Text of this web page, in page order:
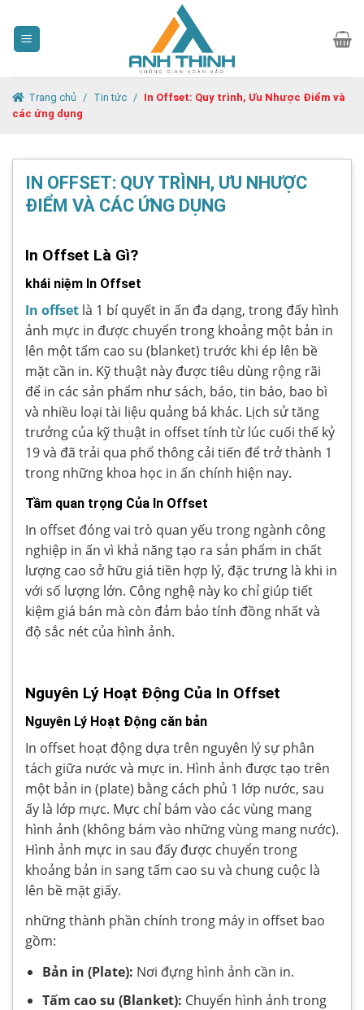
content
Trang chủ / Tin tức / In Offset: Quy trình, Ưu Nhược Điểm và
các ứng dụng
IN OFFSET: QUY TRÌNH, ƯU NHƯỢC
ĐIỂM VÀ CÁC ỨNG DỤNG
In Offset Là Gì?
khái niệm In Offset
In offset là 1 bí quyết in ấn đa dạng, trong đấy hình
ảnh mực in được chuyển trong khoảng một bản in
lên một tấm cao su (blanket) trước khi ép lên bề
mặt cần in. Kỹ thuật này được tiêu dùng rộng rãi
để in các sản phẩm như sách, báo, tin báo, bao bì
và nhiều loại tài liệu quảng bá khác. Lịch sử tăng
trưởng của kỹ thuật in offset tính từ lúc cuối thế kỷ
19 và đã trải qua phổ thông cải tiến để trở thành 1
trong những khoa học in ấn chính hiện nay.
Tầm quan trọng Của In Offset
In offset đóng vai trò quan yếu trong ngành công
nghiệp in ấn vì khả năng tạo ra sản phẩm in chất
lượng cao sở hữu giá tiền hợp lý, đặc trưng là khi in
với số lượng lớn. Công nghệ này ko chỉ giúp tiết
kiệm giá bán mà còn đảm bảo tính đồng nhất và
độ sắc nét của hình ảnh.
Nguyên Lý Hoạt Động Của In Offset
Nguyên Lý Hoạt Động căn bản
In offset hoạt động dựa trên nguyên lý sự phân
tách giữa nước và mực in. Hình ảnh được tạo trên
một bản in (plate) bằng cách phủ 1 lớp nước, sau
ấy là lớp mực. Mực chỉ bám vào các vùng mang
hình ảnh (không bám vào những vùng mang nước).
Hình ảnh mực in sau đấy được chuyển trong
khoảng bản in sang tấm cao su và chung cuộc là
lên bề mặt giấy.
những thành phần chính trong máy in offset bao
gồm:
Bản in (Plate): Nơi đựng hình ảnh cần in.
Tấm cao su (Blanket): Chuyển hình ảnh trong